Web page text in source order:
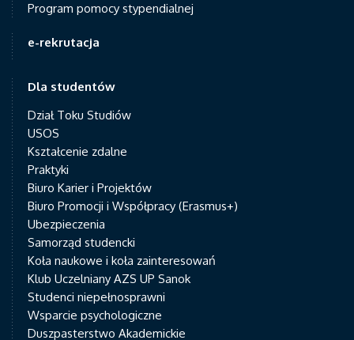
Program pomocy stypendialnej
e-rekrutacja
Dla studentów
Dział Toku Studiów
USOS
Kształcenie zdalne
Praktyki
Biuro Karier i Projektów
Biuro Promocji i Współpracy (Erasmus+)
Ubezpieczenia
Samorząd studencki
Koła naukowe i koła zainteresowań
Klub Uczelniany AZS UP Sanok
Studenci niepełnosprawni
Wsparcie psychologiczne
Duszpasterstwo Akademickie